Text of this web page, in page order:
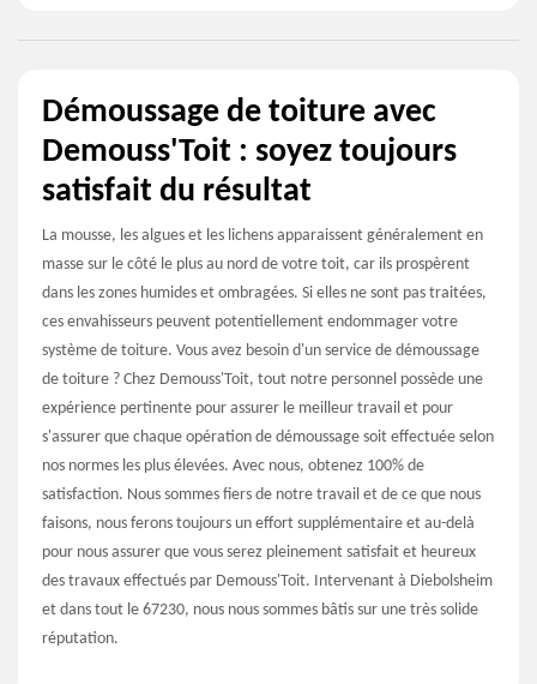
Démoussage de toiture avec
Demouss'Toit : soyez toujours
satisfait du résultat
La mousse, les algues et les lichens apparaissent généralement en
masse sur le côté le plus au nord de votre toit, car ils prospèrent
dans les zones humides et ombragées. Si elles ne sont pas traitées,
ces envahisseurs peuvent potentiellement endommager votre
système de toiture. Vous avez besoin d'un service de démoussage
de toiture ? Chez Demouss'Toit, tout notre personnel possède une
expérience pertinente pour assurer le meilleur travail et pour
s'assurer que chaque opération de démoussage soit effectuée selon
nos normes les plus élevées. Avec nous, obtenez 100% de
satisfaction. Nous sommes fiers de notre travail et de ce que nous
faisons, nous ferons toujours un effort supplémentaire et au-delà
pour nous assurer que vous serez pleinement satisfait et heureux
des travaux effectués par Demouss'Toit. Intervenant à Diebolsheim
et dans tout le 67230, nous nous sommes bâtis sur une très solide
réputation.